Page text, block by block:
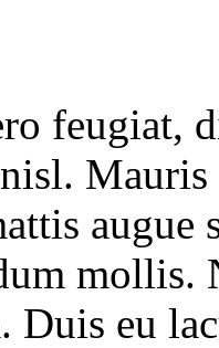
feugiat,
augue
mollis.
Duis eu